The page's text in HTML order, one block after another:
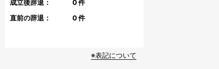
成立後辞退：
0件
直前の辞退：
0件
※表記について